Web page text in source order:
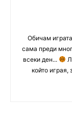
Обичам
сама преди
всеки ден...
който